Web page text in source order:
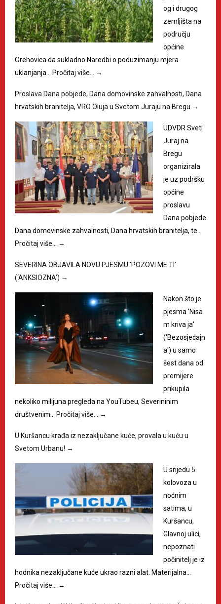
og i drugog
zemljišta na
području
općine
Orehovica da sukladno Naredbi o poduzimanju mjera
uklanjanja…
Pročitaj više… →
Proslava Dana pobjede, Dana domovinske zahvalnosti, Dana
hrvatskih branitelja, VRO Oluja u Svetom Juraju na Bregu →
UDVDR Sveti
Juraj na
Bregu
organizirala
je uz podršku
općine
proslavu
Dana pobjede
Dana domovinske zahvalnosti, Dana hrvatskih branitelja, te…
Pročitaj više…
→
SEVERINA OBJAVILA NOVU PJESMU ‘POZOVI ME TI’
(‘ANKSIOZNA’) →
Nakon što je
pjesma 'Nisa
m kriva ja'
('Bezosjećajn
a') u samo
šest dana od
premijere
prikupila
nekoliko milijuna pregleda na YouTubeu, Severininim
društvenim…
Pročitaj više… →
U Kuršancu krađa iz nezaključane kuće, provala u kuću u
Svetom Urbanu! →
U srijedu 5.
kolovoza u
noćnim
satima, u
Kuršancu,
Glavnoj ulici,
nepoznati
počinitelj je iz
hodnika nezaključane kuće ukrao razni alat. Materijalna…
Pročitaj više…
→